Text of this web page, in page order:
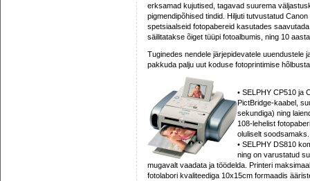
erksamad kujutised, tagavad suurema
pigmendipõhised tindid. Hiljuti tutvustatud
spetsiaalseid fotopabereid kasutades
säilitatakse õiget tüüpi fotoalbumis, ning 10
Tuginedes nendele järjepidevatele uuendustele
pakkuda palju uut koduse fotoprintimise
• SELPHY CP510 ja
PictBridge-kaabel,
sekundiga) ning
108-lehelist
oluliselt soodsamaks.
• SELPHY DS810
ning on varustatud
mugavalt vaadata ja töödelda. Printeri
fotolabori kvaliteediga 10x15cm formaadis